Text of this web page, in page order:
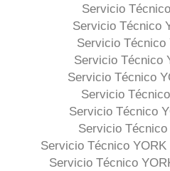
Servicio
Servicio Técnico
Servicio Técnico
Servicio Técnico
Servicio Técnico
Servicio
Servicio Técnico
Servicio
Servicio Técnico
Servicio Técnico